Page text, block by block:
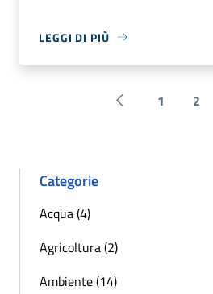
LEGGI DI PIÙ
Pagina precedente
1 2
Categorie
Acqua (4)
Agricoltura (2)
Ambiente (14)